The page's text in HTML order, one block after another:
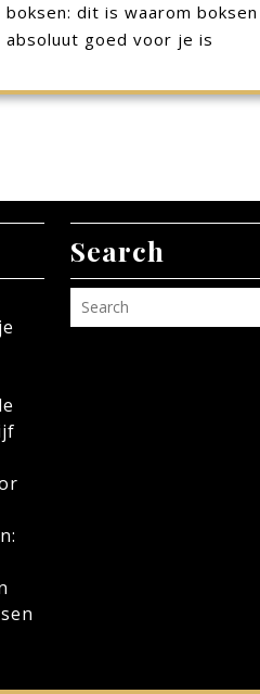
boksen: dit is waarom boksen
absoluut goed voor je is
Search